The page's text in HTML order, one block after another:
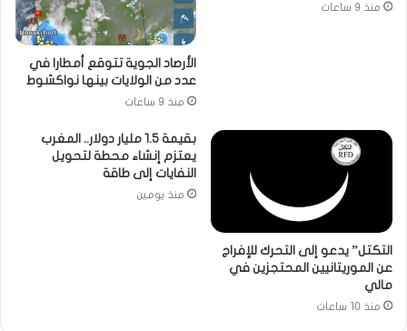
منذ 9 ساعات
الأرصاد الجوية تتوقع أمطارا في
عدد من الولايات بينها نواكشوط
منذ 9 ساعات
التكتل” يدعو إلى التحرك للإفراج
عن الموريتانيين المحتجزين في
مالي
منذ 10 ساعات
بقيمة 1.5 مليار دولار.. المغرب
يعتزم إنشاء محطة لتحويل
النفايات إلى طاقة
منذ يومين